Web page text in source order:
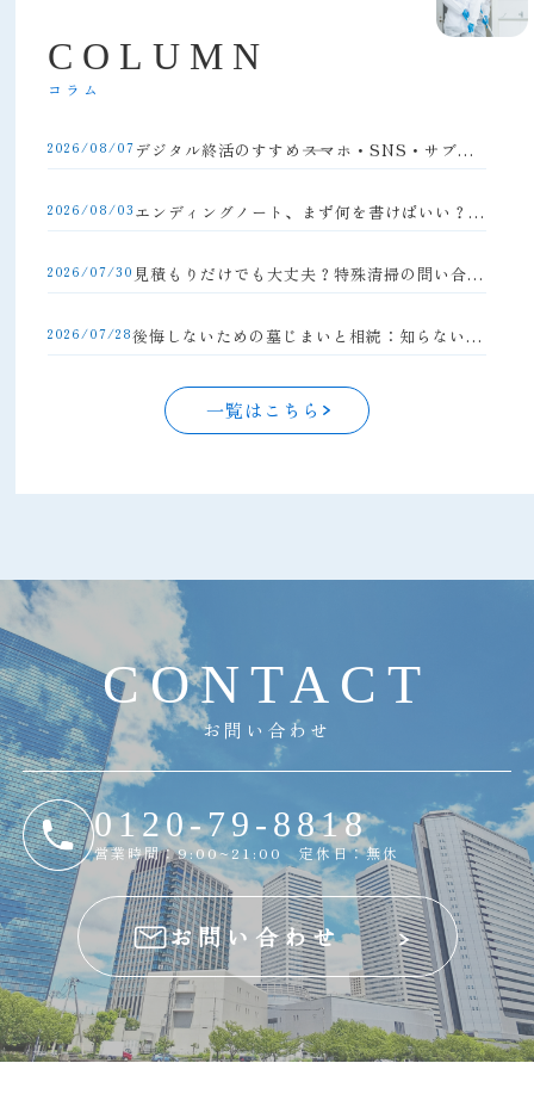
C O L U M N
コラム
2026/08/07 デジタル終活のすすめ――スマホ・SNS・サブスクの整理方法
2026/08/03 エンディングノート、まず何を書けばいい？初心者向け完全ガイド
2026/07/30 見積もりだけでも大丈夫？特殊清掃の問い合わせの流れと注意点
2026/07/28 後悔しないための墓じまいと相続：知らないと損する手続きの落とし穴
一覧はこちら
CONTA C T
お問い合わせ
0120-79-8818
営業時間：9:00~21:00 定休日：無休
お問い合わせ